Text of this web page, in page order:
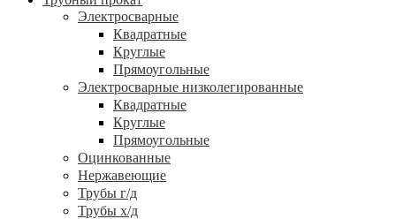
Электросварные
Квадратные
Круглые
Прямоугольные
Электросварные низколегированные
Квадратные
Круглые
Прямоугольные
Оцинкованные
Нержавеющие
Трубы г/д
Трубы х/д